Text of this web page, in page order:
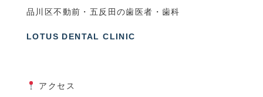
品川区不動前・五反田の歯医者・歯科
LOTUS DENTAL CLINIC
アクセス